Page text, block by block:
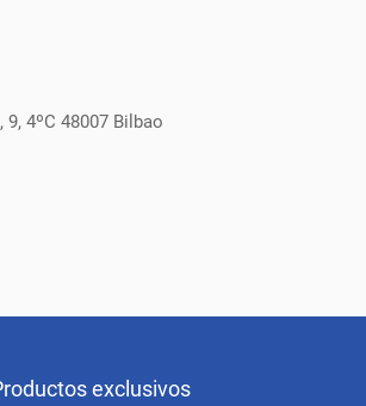
4ºC 48007 Bilbao
exclusivos